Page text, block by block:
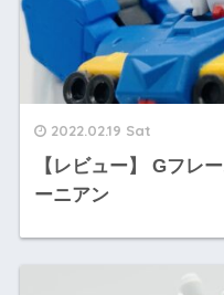
2022.02.19 Sat
【レビュー】 Gフレ
ーニアン